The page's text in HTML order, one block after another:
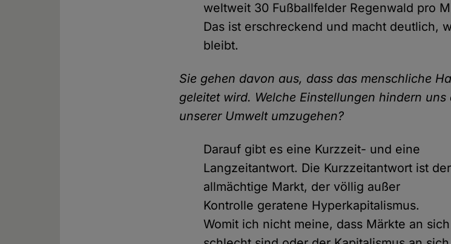
weltweit 30 Fußballfelder Regenwald pro
Das ist erschreckend und macht deutlich,
bleibt.
Sie gehen davon aus, dass das menschliche
geleitet wird. Welche Einstellungen hindern
unserer Umwelt umzugehen?
Darauf gibt es eine Kurzzeit- und eine
Langzeitantwort. Die Kurzzeitantwort ist der
allmächtige Markt, der völlig außer
Kontrolle geratene Hyperkapitalismus.
Womit ich nicht meine, dass Märkte an sich